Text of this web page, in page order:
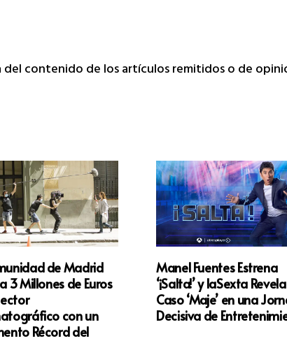
del contenido de los artículos remitidos o de
de Madrid
3 Millones de Euros
con un
Récord del
Manel Fuentes Estrena
‘¡Salta!’ y laSexta
Caso ‘Maje’ en una
Decisiva de